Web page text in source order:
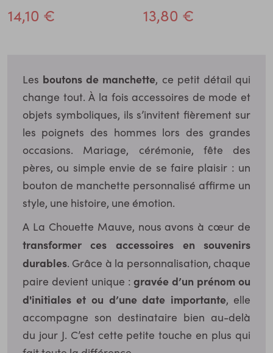
14,10 € 13,80 €
Les boutons de manchette, ce petit détail qui
change tout. À la fois accessoires de mode et
objets symboliques, ils s’invitent fièrement sur
les poignets des hommes lors des grandes
occasions. Mariage, cérémonie, fête des
pères, ou simple envie de se faire plaisir : un
bouton de manchette personnalisé affirme un
style, une histoire, une émotion.
A La Chouette Mauve, nous avons à cœur de
transformer ces accessoires en souvenirs
durables. Grâce à la personnalisation, chaque
paire devient unique : gravée d’un prénom ou
d'initiales et ou d’une date importante, elle
accompagne son destinataire bien au-delà
du jour J. C’est cette petite touche en plus qui